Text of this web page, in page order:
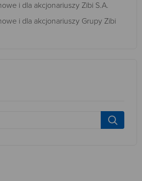
i dla akcjonariuszy Zibi S.A.
i dla akcjonariuszy Grupy Zibi